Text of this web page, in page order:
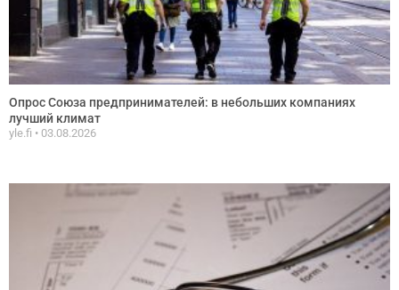
Опрос Союза предпринимателей: в небольших компаниях
лучший климат
yle.fi 03.08.2026